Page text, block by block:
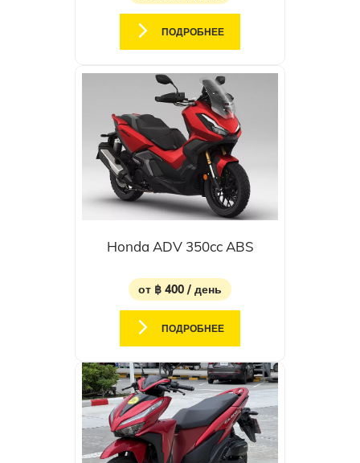
ПОДРОБНЕЕ
Honda ADV 350cc ABS
от ฿ 400 / день
ПОДРОБНЕЕ